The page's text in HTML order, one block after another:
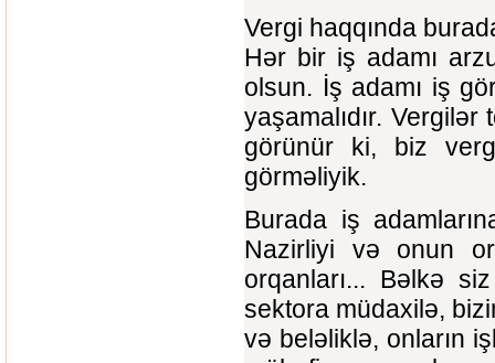
Vergi haqqında
Hər bir iş adamı
olsun. İş adamı iş
yaşamalıdır. Vergilər
görünür ki, biz
görməliyik.
Burada iş
Nazirliyi və onun
orqanları... Bəlkə
sektora müdaxilə,
və beləliklə, onların